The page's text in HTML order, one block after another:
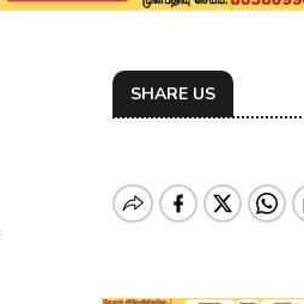
SHARE US